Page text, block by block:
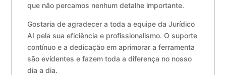
que não percamos nenhum detalhe importante.
Gostaria de agradecer a toda a equipe da Jurídico
AI pela sua eficiência e profissionalismo. O suporte
contínuo e a dedicação em aprimorar a ferramenta
são evidentes e fazem toda a diferença no nosso
dia a dia.